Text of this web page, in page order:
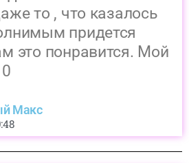
то , что казалось
придется
это понравится. Мой
Макс